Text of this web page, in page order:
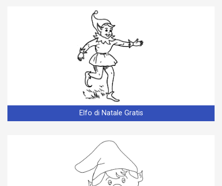
Elfo di Natale Gratis